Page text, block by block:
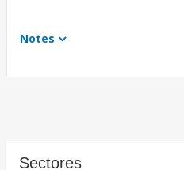
Notes
Sectores